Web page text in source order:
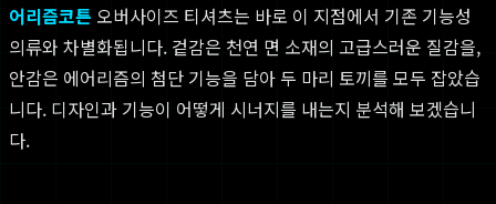
어리즘코튼 오버사이즈 티셔츠는 바로 이 지점에서 기존 기능성
의류와 차별화됩니다. 겉감은 천연 면 소재의 고급스러운 질감을,
안감은 에어리즘의 첨단 기능을 담아 두 마리 토끼를 모두 잡았습
니다. 디자인과 기능이 어떻게 시너지를 내는지 분석해 보겠습니
다.